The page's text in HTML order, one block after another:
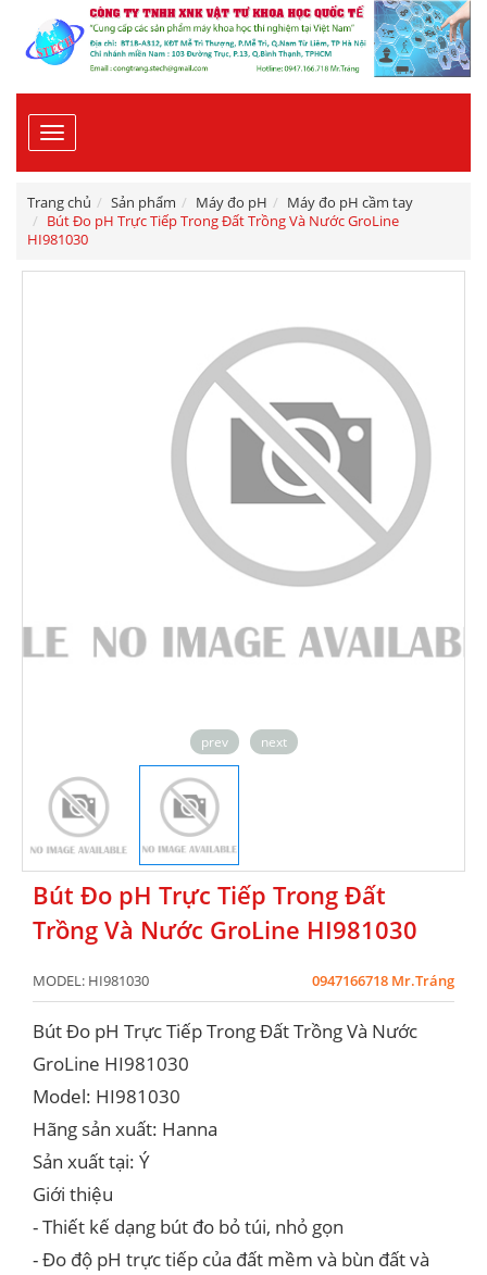
Toggle
navigation
Trang chủ Sản phẩm Máy đo pH
Máy đo pH cầm tay
Bút Đo pH Trực Tiếp Trong Đất Trồng Và Nước GroLine
HI981030
prev next
Bút Đo pH Trực Tiếp Trong Đất
Trồng Và Nước GroLine HI981030
MODEL: HI981030 0947166718 Mr.Tráng
Bút Đo pH Trực Tiếp Trong Đất Trồng Và Nước
GroLine HI981030
Model: HI981030
Hãng sản xuất: Hanna
Sản xuất tại: Ý
Giới thiệu
- Thiết kế dạng bút đo bỏ túi, nhỏ gọn
- Đo độ pH trực tiếp của đất mềm và bùn đất và